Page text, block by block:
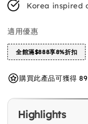
Korea inspired
適用優惠
全館滿$888享8%折扣
購買此產品可獲得
Highlights